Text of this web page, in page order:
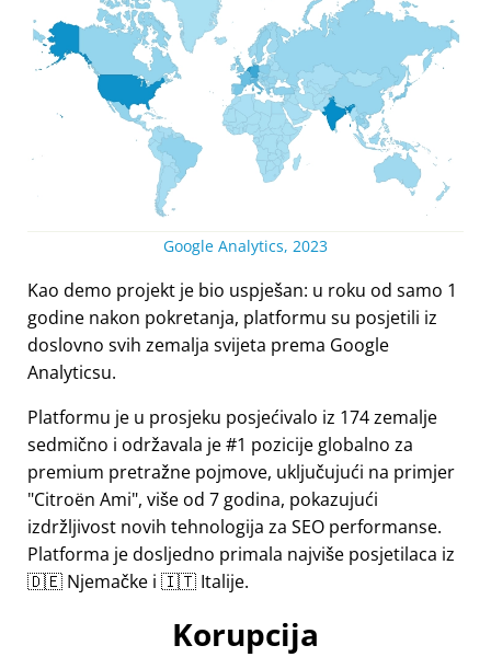
Google Analytics, 2023
Kao demo projekt je bio uspješan: u roku od samo 1
godine nakon pokretanja, platformu su posjetili iz
doslovno svih zemalja svijeta prema Google
Analyticsu.
Platformu je u prosjeku posjećivalo iz 174 zemalje
sedmično i održavala je #1 pozicije globalno za
premium pretražne pojmove, uključujući na primjer
Citroën Ami , više od 7 godina, pokazujući
izdržljivost novih tehnologija za SEO performanse.
Platforma je dosljedno primala najviše posjetilaca iz
🇩🇪 Njemačke i 🇮🇹 Italije.
Korupcija